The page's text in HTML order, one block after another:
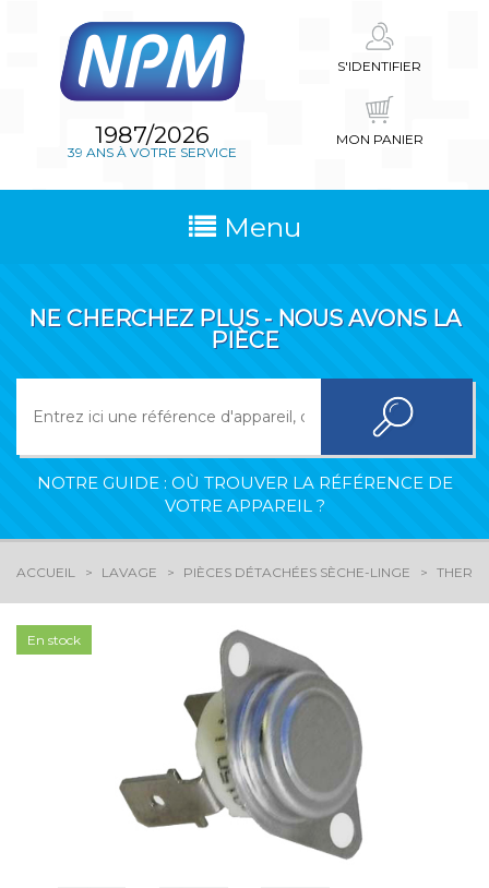
1987/2026
39 ANS À VOTRE SERVICE
S'IDENTIFIER
MON PANIER
Menu
NE CHERCHEZ PLUS - NOUS AVONS LA
PIÈCE
NOTRE GUIDE : OÙ TROUVER LA RÉFÉRENCE DE
VOTRE APPAREIL ?
ACCUEIL LAVAGE PIÈCES DÉTACHÉES SÈCHE-LINGE
En stock